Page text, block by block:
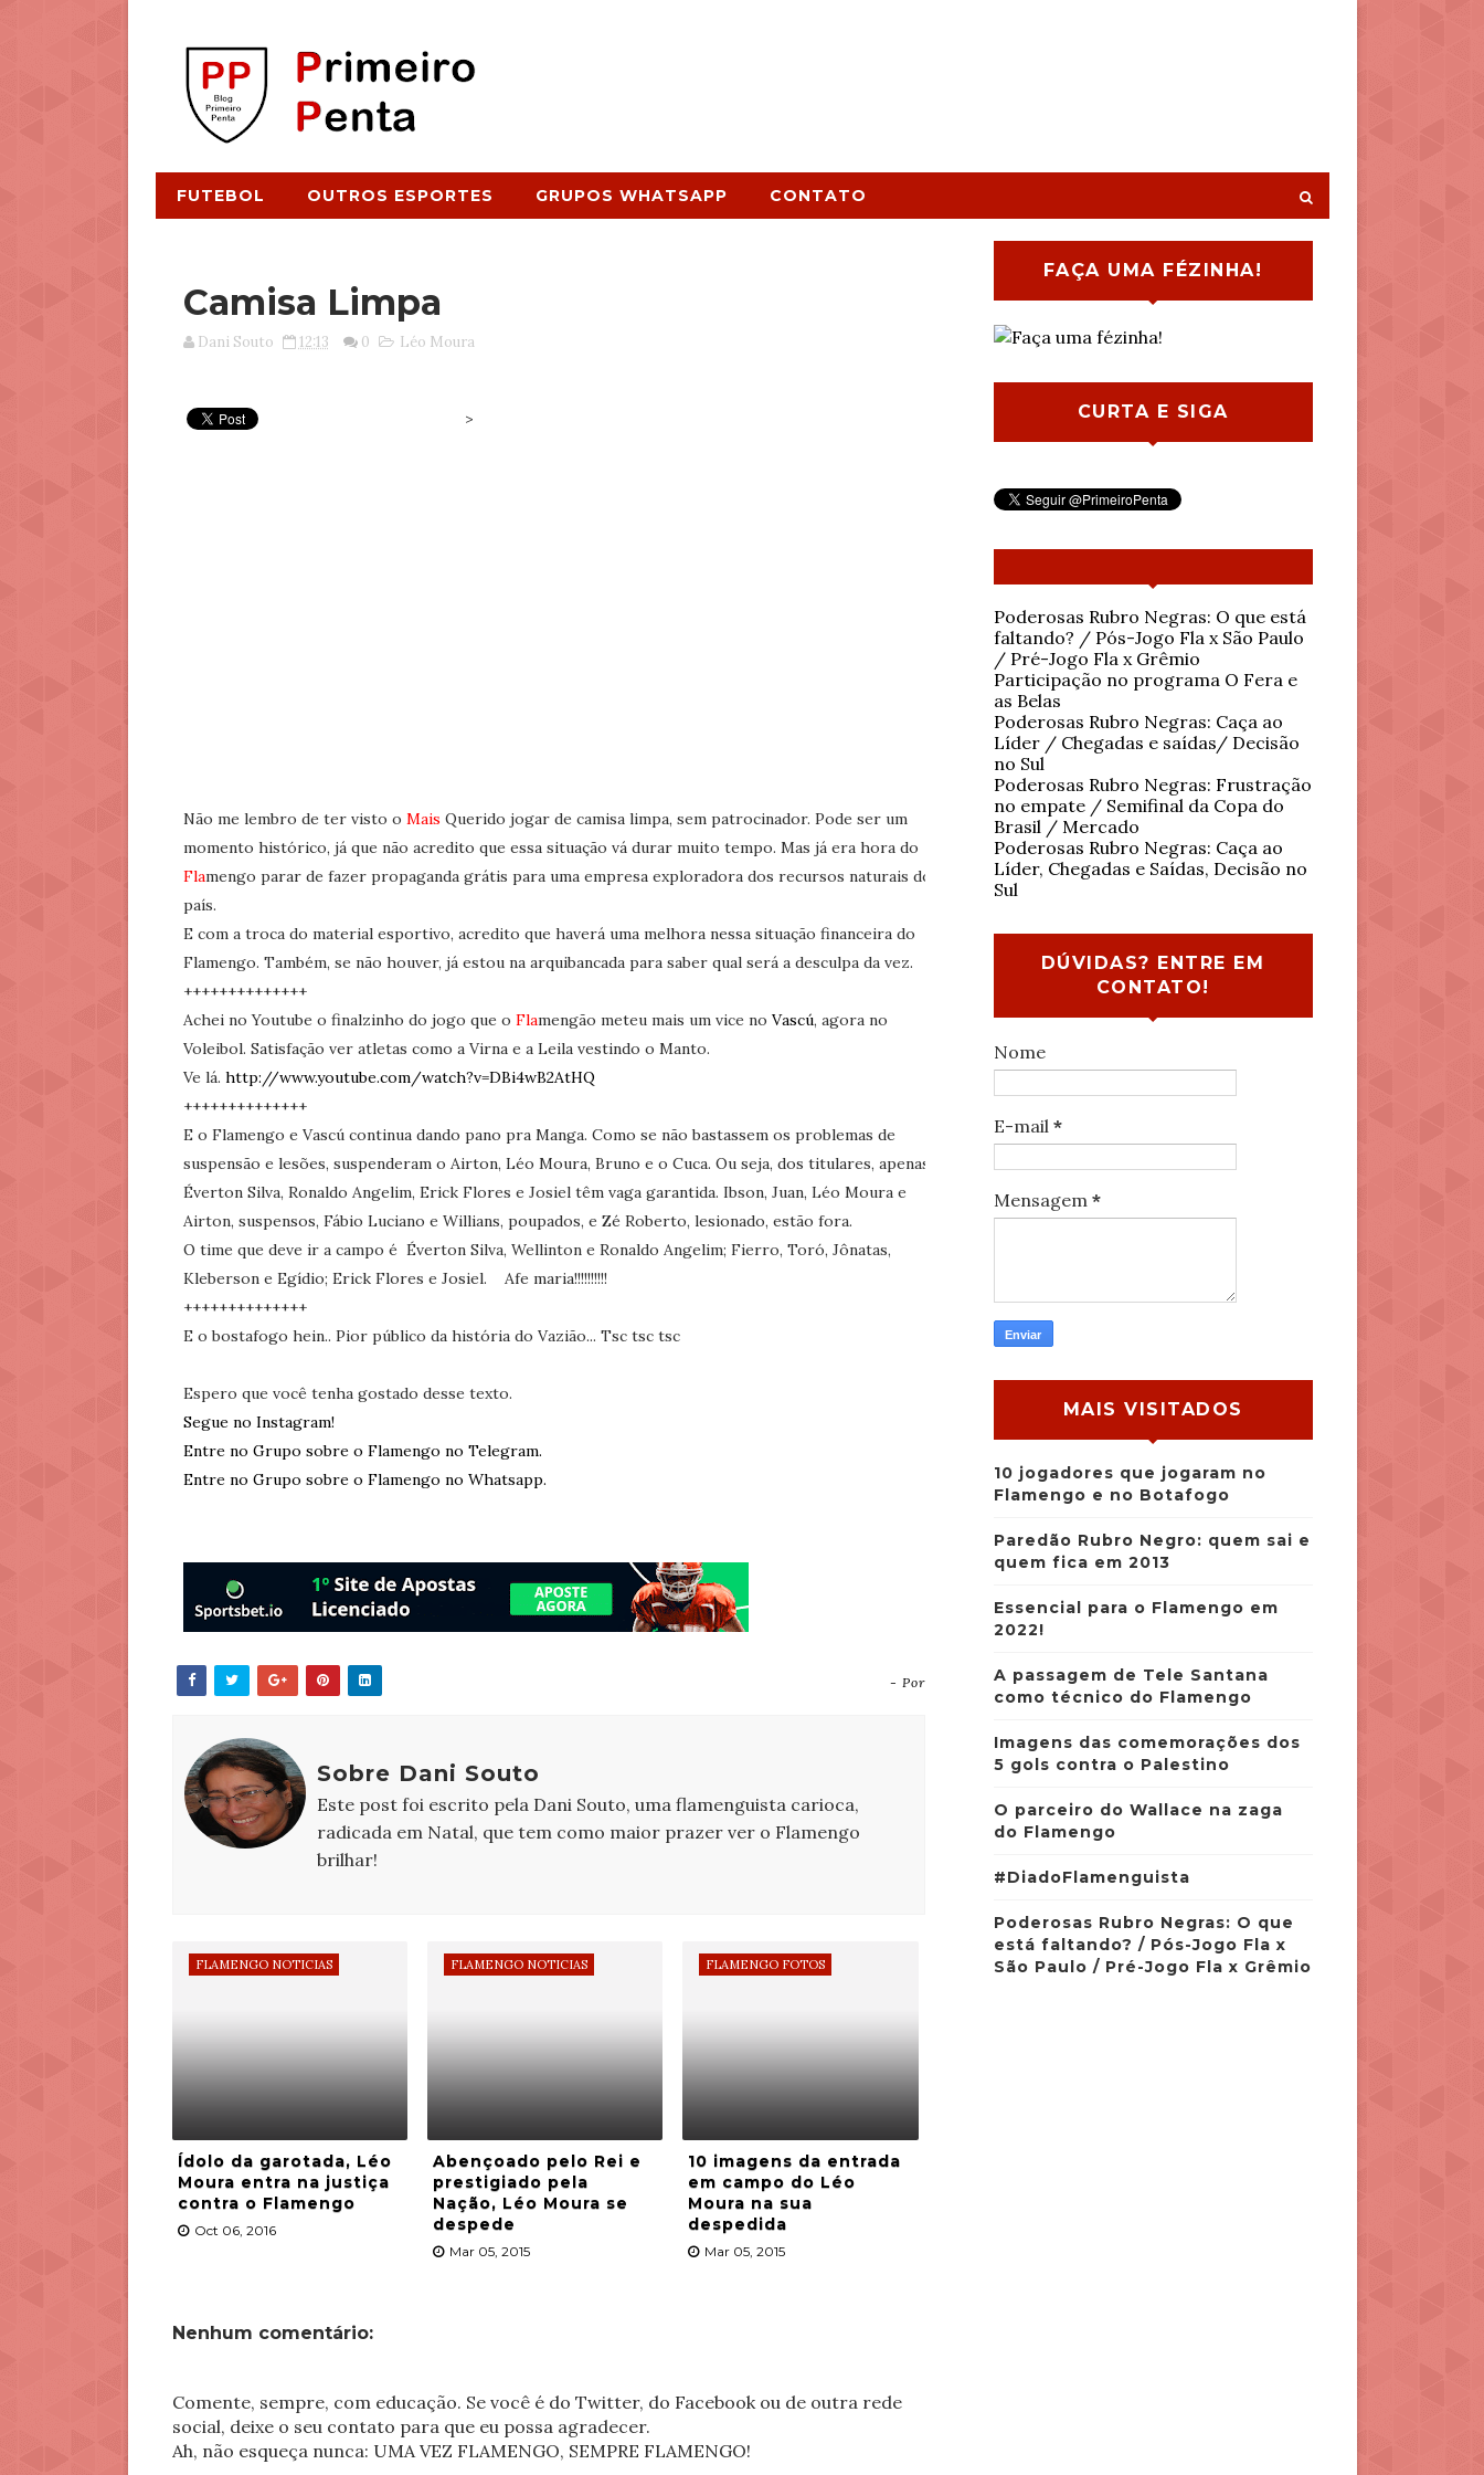
FUTEBOL OUTROS ESPORTES GRUPOS WHATSAPP CONTATO
Camisa Limpa
Dani Souto 12:13 0 Léo Moura
>
Não me lembro de ter visto o Mais Querido jogar de camisa limpa, sem patrocinador. Pode ser um
momento histórico, já que não acredito que essa situação vá durar muito tempo. Mas já era hora do
Flamengo parar de fazer propaganda grátis para uma empresa exploradora dos recursos naturais do
país.
E com a troca do material esportivo, acredito que haverá uma melhora nessa situação financeira do
Flamengo. Também, se não houver, já estou na arquibancada para saber qual será a desculpa da vez.
++++++++++++++
Achei no Youtube o finalzinho do jogo que o Flamengão meteu mais um vice no Vascú, agora no
Voleibol. Satisfação ver atletas como a Virna e a Leila vestindo o Manto.
Ve lá. http://www.youtube.com/watch?v=DBi4wB2AtHQ
++++++++++++++
E o Flamengo e Vascú continua dando pano pra Manga. Como se não bastassem os problemas de
suspensão e lesões, suspenderam o Airton, Léo Moura, Bruno e o Cuca. Ou seja, dos titulares, apenas
Éverton Silva, Ronaldo Angelim, Erick Flores e Josiel têm vaga garantida. Ibson, Juan, Léo Moura e
Airton, suspensos, Fábio Luciano e Willians, poupados, e Zé Roberto, lesionado, estão fora.
O time que deve ir a campo é Éverton Silva, Wellinton e Ronaldo Angelim; Fierro, Toró, Jônatas,
Kleberson e Egídio; Erick Flores e Josiel. Afe maria!!!!!!!!!!
++++++++++++++
E o bostafogo hein.. Pior público da história do Vazião... Tsc tsc tsc
Espero que você tenha gostado desse texto.
Segue no Instagram!
Entre no Grupo sobre o Flamengo no Telegram.
Entre no Grupo sobre o Flamengo no Whatsapp.
- Por
Sobre Dani Souto
Este post foi escrito pela Dani Souto, uma flamenguista carioca,
radicada em Natal, que tem como maior prazer ver o Flamengo
brilhar!
FLAMENGO NOTICIAS
Ídolo da garotada, Léo
Moura entra na justiça
contra o Flamengo
Oct 06, 2016
FLAMENGO NOTICIAS
Abençoado pelo Rei e
prestigiado pela
Nação, Léo Moura se
despede
Mar 05, 2015
FLAMENGO FOTOS
10 imagens da entrada
em campo do Léo
Moura na sua
despedida
Mar 05, 2015
Nenhum comentário:
Comente, sempre, com educação. Se você é do Twitter, do Facebook ou de outra rede
social, deixe o seu contato para que eu possa agradecer.
Ah, não esqueça nunca: UMA VEZ FLAMENGO, SEMPRE FLAMENGO!
FAÇA UMA FÉZINHA!
CURTA E SIGA
Poderosas Rubro Negras: O que está
faltando? / Pós-Jogo Fla x São Paulo
/ Pré-Jogo Fla x Grêmio
Participação no programa O Fera e
as Belas
Poderosas Rubro Negras: Caça ao
Líder / Chegadas e saídas/ Decisão
no Sul
Poderosas Rubro Negras: Frustração
no empate / Semifinal da Copa do
Brasil / Mercado
Poderosas Rubro Negras: Caça ao
Líder, Chegadas e Saídas, Decisão no
Sul
DÚVIDAS? ENTRE EM
CONTATO!
Nome
E-mail *
Mensagem *
MAIS VISITADOS
10 jogadores que jogaram no
Flamengo e no Botafogo
Paredão Rubro Negro: quem sai e
quem fica em 2013
Essencial para o Flamengo em
2022!
A passagem de Tele Santana
como técnico do Flamengo
Imagens das comemorações dos
5 gols contra o Palestino
O parceiro do Wallace na zaga
do Flamengo
#DiadoFlamenguista
Poderosas Rubro Negras: O que
está faltando? / Pós-Jogo Fla x
São Paulo / Pré-Jogo Fla x Grêmio